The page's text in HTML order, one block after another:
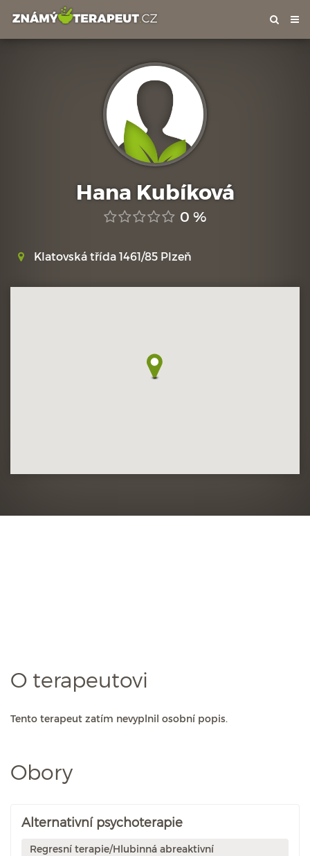
Hana Kubíková
0 %
Klatovská třída 1461/85 Plzeň
O terapeutovi
Tento terapeut zatím nevyplnil osobní popis.
Obory
Alternativní psychoterapie
Regresní terapie/Hlubinná abreaktivní